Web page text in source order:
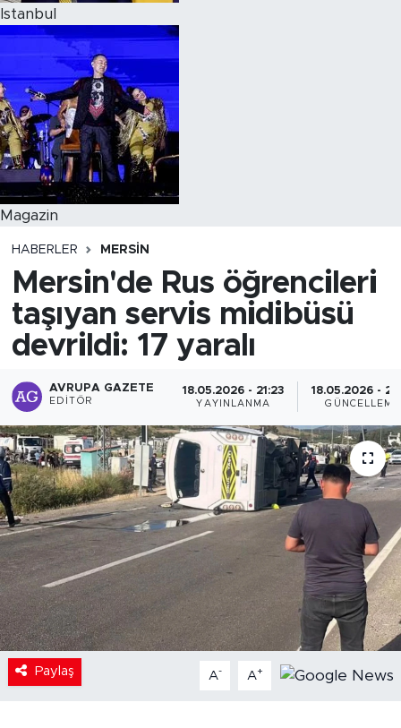
Istanbul
Magazin
HABERLER MERSIN
Mersin'de Rus öğrencileri
taşıyan servis midibüsü
devrildi: 17 yaralı
AVRUPA GAZETE
EDITÖR
18.05.2026 - 21:23
YAYINLANMA
18.05.2026 -
GÜNCELLEME
Paylaş A- A+